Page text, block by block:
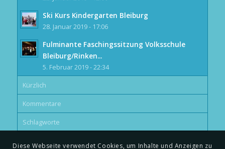
Ski Kurs Kindergarten Bleiburg
28. Januar 2019 - 17:06
Fulminante Faschingssitzung Volksschule
Bleiburg/Rinken...
5. Februar 2019 - 22:34
Kürzlich
Kommentare
Schlagworte
Diese Webseite verwendet Cookies, um Inhalte und Anzeigen zu